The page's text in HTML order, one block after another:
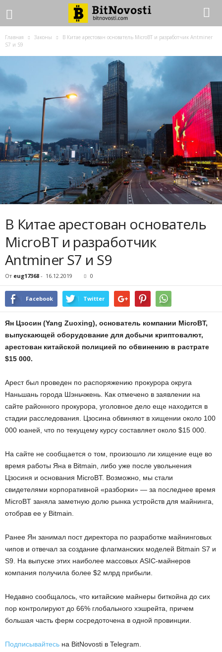
Главная Законы
В Китае арестован основатель MicroBT и разработчик Antminer
S7 и S9
В Китае арестован основатель
MicroBT и разработчик
Antminer S7 и S9
От eug17368 - 16.12.2019 0
Facebook Twitter
Ян Цзосин (Yang Zuoxing), основатель компании MicroBT,
выпускающей оборудование для добычи криптовалют,
арестован китайской полицией по обвинению в растрате
$15 000.
Арест был проведен по распоряжению прокурора округа
Наньшань города Шэньчжень. Как отмечено в заявлении на
сайте районного прокурора, уголовное дело еще находится в
стадии расследования. Цзосина обвиняют в хищении около 100
000 юаней, что по текущему курсу составляет около $15 000.
На сайте не сообщается о том, произошло ли хищение еще во
время работы Яна в Bitmain, либо уже после увольнения
Цзосиня и основания MicroBT. Возможно, мы стали
свидетелями корпоративной «разборки» — за последнее время
MicroBT заняла заметную долю рынка устройств для майнинга,
отобрав ее у Bitmain.
Ранее Ян занимал пост директора по разработке майнинговых
чипов и отвечал за создание флагманских моделей Bitmain S7 и
S9. На выпуске этих наиболее массовых ASIC-майнеров
компания получила более $2 млрд прибыли.
Недавно сообщалось, что китайские майнеры биткойна до сих
пор контролируют до 66% глобального хэшрейта, причем
большая часть ферм сосредоточена в одной провинции.
Подписывайтесь на BitNovosti в Telegram.